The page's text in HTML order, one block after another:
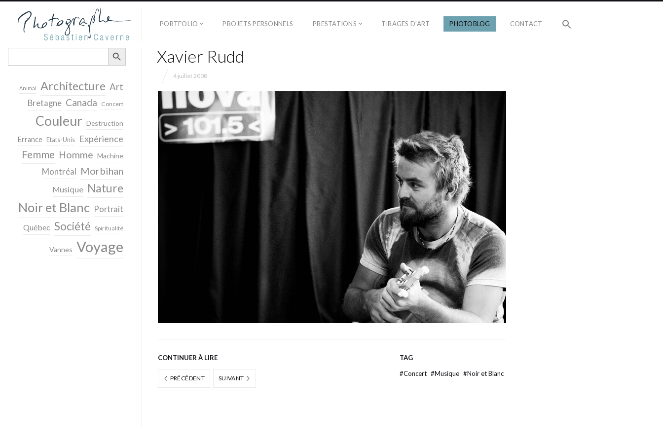
PORTFOLIO PROJETS PERSONNELS PRESTATIONS TIRAGES D’ART PHOTOBLOG CONTACT
Xavier Rudd
4 juillet 2008
CONTINUER À LIRE
PRÉCÉDENT SUIVANT
TAG
#Concert #Musique #Noir et Blanc
Search
SEARCH BUTTON
Animal Architecture Art
Bretagne Canada Concert
Couleur Destruction
Errance
Etats-Unis Expérience
Femme Homme Machine
Montréal Morbihan
Musique Nature
Noir et Blanc Portrait
Québec Société Spiritualité
Vannes Voyage